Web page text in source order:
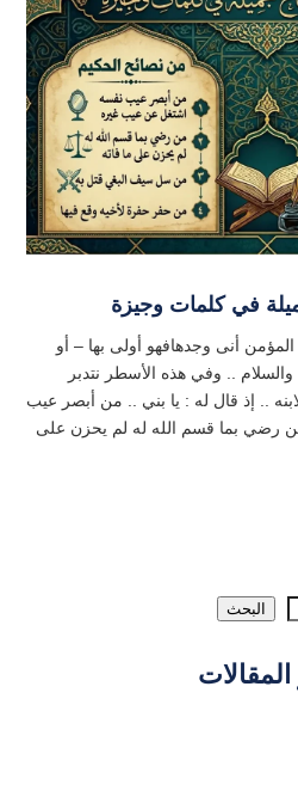
في كلمات وجيزة
أنى وجدهافهو أولى بها – أو
والسلام .. وفي هذه الأسطر نتدبر
.. إذ قال له : يا بني .. من أبصر عيب
رضي بما قسم الله له لم يحزن على
البحث
المقالات